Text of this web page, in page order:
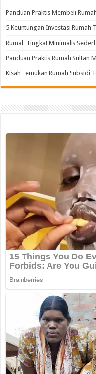
Panduan Praktis Membeli
5 Keuntungan Investasi Rumah
Rumah Tingkat Minimalis
Panduan Praktis Rumah Sultan
Kisah Temukan Rumah Subsidi